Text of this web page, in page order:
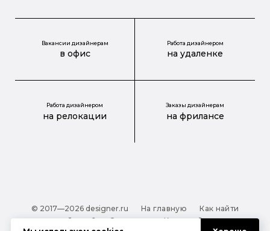
Вакансии дизайнерам
в офис
Работа дизайнером
на удаленке
Работа дизайнером
на релокации
Заказы дизайнерам
на фрилансе
© 2017—2026 designer.ru На главную
Как найти
дизайнера?
О проекте
Карта сайта